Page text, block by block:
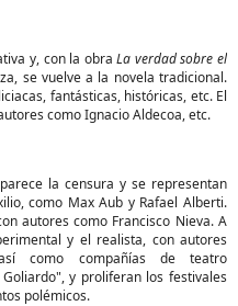
y, con la obraLa verdad sobre el
se vuelve a la novela tradicional.
fantásticas, históricas, etc. El
como Ignacio Aldecoa, etc.
la censura y se representan
como Max Aub y Rafael Alberti.
autores como Francisco Nieva. A
y el realista, con autores
como compañías de teatro
y proliferan los festivales
polémicos.